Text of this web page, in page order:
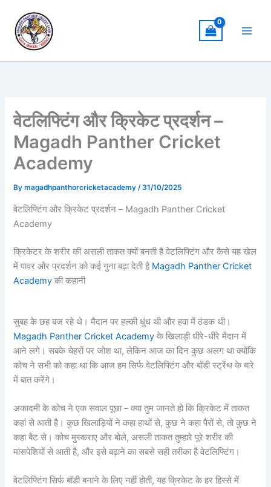
content
वेटलिफ्टिंग और क्रिकेट प्रदर्शन –
Magadh Panther Cricket
Academy
Bymagadhpanthorcricketacademy/31/10/2025
वेटलिफ्टिंग और क्रिकेट प्रदर्शन – Magadh Panther Cricket
Academy
क्रिकेटर के शरीर की असली ताकत क्यों बनती है वेटलिफ्टिंग और कैसे यह खेल
में पावर और प्रदर्शन को कई गुना बढ़ा देती है Magadh Panther Cricket
Academy की कहानी
सुबह के छह बज रहे थे। मैदान पर हल्की धुंध थी और हवा में ठंडक थी।
Magadh Panther Cricket Academy के खिलाड़ी धीरे-धीरे मैदान में
आने लगे। सबके चेहरों पर जोश था, लेकिन आज का दिन कुछ अलग था क्योंकि
कोच ने सभी को कहा था कि आज हम सिर्फ वेटलिफ्टिंग और बॉडी स्ट्रेंथ के बारे
में बात करेंगे।
अकादमी के कोच ने एक सवाल पूछा – क्या तुम जानते हो कि क्रिकेट में ताकत
कहां से आती है। कुछ खिलाड़ियों ने कहा हाथों से, कुछ ने कहा पैरों से, तो कुछ ने
कहा बैट से। कोच मुस्कराए और बोले, असली ताकत तुम्हारे पूरे शरीर की
मांसपेशियों से आती है, और इसे बढ़ाने का सबसे सही तरीका है वेटलिफ्टिंग।
वेटलिफ्टिंग सिर्फ बॉडी बनाने के लिए नहीं होती, यह क्रिकेट के हर हिस्से में